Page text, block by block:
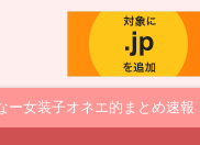
女装子オネエ的まとめ速